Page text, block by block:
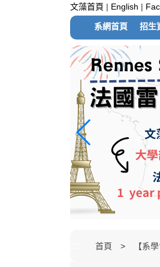
文藻首頁 | English |
系網首頁 招生
首頁